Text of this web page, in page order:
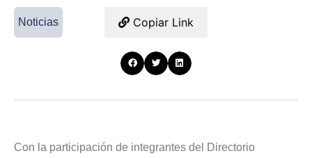
Noticias Copiar Link
Con la participación de integrantes del Directorio